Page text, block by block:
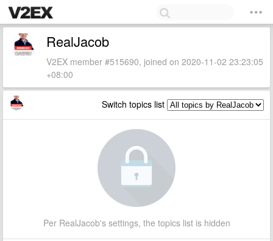
RealJacob
V2EX member #515690, joined on 2020-11-02 23:23:05
+08:00
Switch topics list
Per RealJacob's settings, the topics list is hidden